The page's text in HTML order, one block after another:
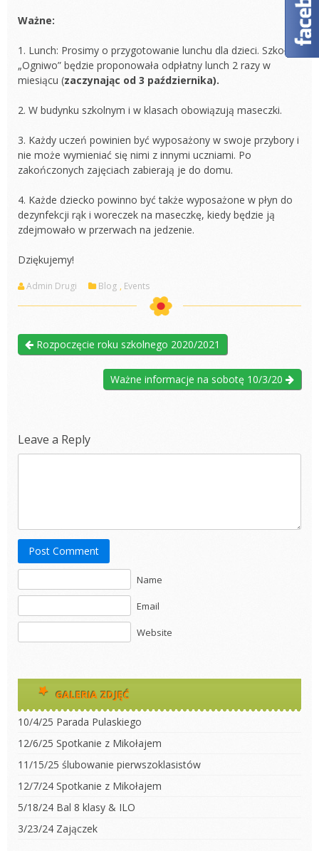
Ważne:
1. Lunch: Prosimy o przygotowanie lunchu dla dzieci. Szkoła
„Ogniwo” będzie proponowała odpłatny lunch 2 razy w
miesiącu (zaczynając od 3 października).
2. W budynku szkolnym i w klasach obowiązują maseczki.
3. Każdy uczeń powinien być wyposażony w swoje przybory i
nie może wymieniać się nimi z innymi uczniami. Po
zakończonych zajęciach zabierają je do domu.
4. Każde dziecko powinno być także wyposażone w płyn do
dezynfekcji rąk i woreczek na maseczkę, kiedy będzie ją
zdejmowało w przerwach na jedzenie.
Dziękujemy!
Admin Drugi Blog , Events
Rozpoczęcie roku szkolnego 2020/2021
Ważne informacje na sobotę 10/3/20
Leave a Reply
Post Comment
Name
Email
Website
GALERIA ZDJĘĆ
10/4/25 Parada Pulaskiego
12/6/25 Spotkanie z Mikołajem
11/15/25 ślubowanie pierwszoklasistów
12/7/24 Spotkanie z Mikołajem
5/18/24 Bal 8 klasy & ILO
3/23/24 Zajączek